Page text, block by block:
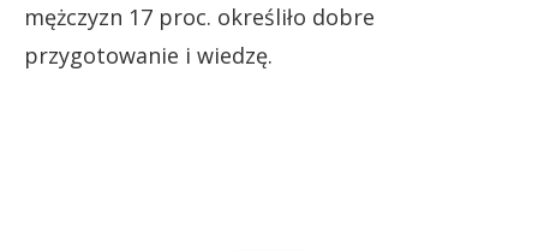
mężczyzn 17 proc. określiło dobre
przygotowanie i wiedzę.